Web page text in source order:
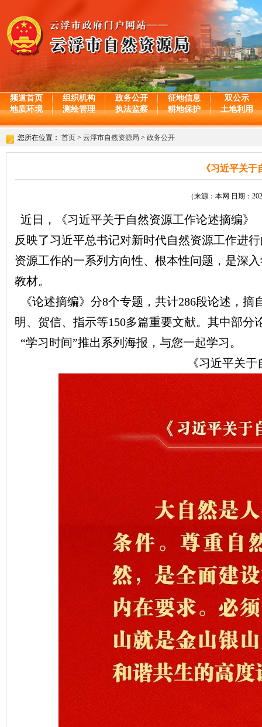
频道首页 组织机构 政务公开 征地信息
双公示
地质环境
测绘管理 执法监察 耕地保护 土地利用
您所在位置： 首页 > 云浮市自然资源局 > 政务公开
《习近平关
（来源：本网 日期：
近日，《习近平关于自然资源工作论述摘编
反映了习近平总书记对新时代自然资源工作进
资源工作的一系列方向性、根本性问题，是深
教材。
《论述摘编》分8个专题，共计286段论述，摘
明、贺信、指示等150多篇重要文献。其中部分
“学习时间”推出系列海报，与您一起学习。
《习近平关